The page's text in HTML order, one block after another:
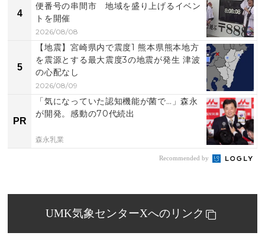
4
便番号の串間市 地域を盛り上げるイベン
トを開催
2026/08/08
5
【地震】宮崎県内で震度1 熊本県熊本地方
を震源とする最大震度3の地震が発生 津波
の心配なし
2026/08/09
PR
「気になっていた認知機能が菌で…」森永
が開発。感動の70代続出
森永乳業
Recommended by
UMK気象センターXへのリンク